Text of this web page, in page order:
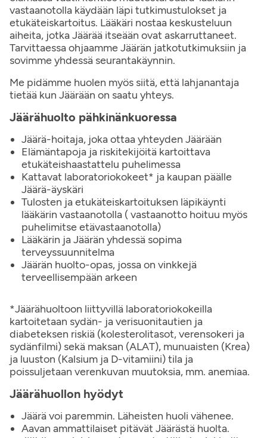
vastaanotolla käydään läpi tutkimustulokset ja
etukäteiskartoitus. Lääkäri nostaa keskusteluun
aiheita, jotka Jäärää itseään ovat askarruttaneet.
Tarvittaessa ohjaamme Jäärän jatkotutkimuksiin ja
sovimme yhdessä seurantakäynnin.
Me pidämme huolen myös siitä, että lahjanantaja
tietää kun Jä­ärään on saatu yhteys.
Jäärähuolto pähkinänkuoressa
Jäärä-hoitaja, joka ottaa yhteyden Jäärään
Elämäntapoja ja riskitekijöitä kartoittava
etukäteishaastattelu puhelimessa
Kattavat laboratoriokokeet* ja kaupan päälle
Jäärä-äyskäri
Tulosten ja etukäteiskartoituksen läpikäynti
lääkärin vastaanotolla ( vastaanotto hoituu myös
puhelimitse etävastaanotolla)
Lääkärin ja Jäärän yhdessä sopima
terveyssuunnitelma
Jäärän huolto-opas, jossa on vinkkejä
terveellisempään arkeen
*Jäärähuoltoon liittyvillä laboratoriokokeilla
kartoitetaan sydän- ja verisuonitautien ja
diabeteksen riskiä (kolesterolitasot, verensokeri ja
sydänfilmi) sekä maksan (ALAT), munuaisten (Krea)
ja luuston (Kalsium ja D-vitamiini) tila ja
poissuljetaan verenkuvan muutoksia, mm. anemiaa.
Jäärähuollon hyödyt
Jäärä voi paremmin. Läheisten huoli vähenee.
Aavan ammattilaiset pitävät Jäärästä huolta.